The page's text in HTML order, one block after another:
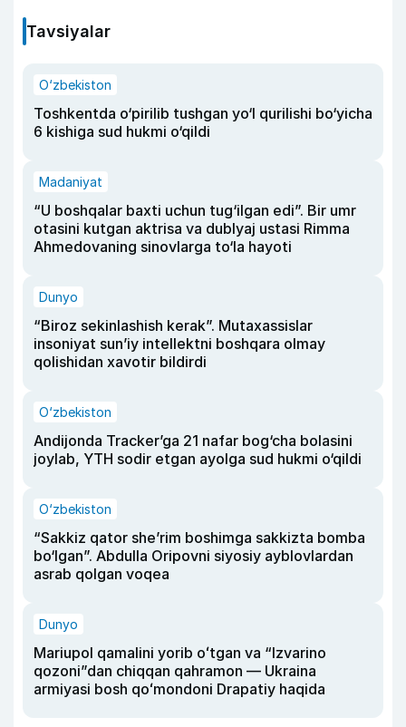
Tavsiyalar
O‘zbekiston
Toshkentda o‘pirilib tushgan yo‘l qurilishi bo‘yicha
6 kishiga sud hukmi o‘qildi
Madaniyat
“U boshqalar baxti uchun tug‘ilgan edi”. Bir umr
otasini kutgan aktrisa va dublyaj ustasi Rimma
Ahmedovaning sinovlarga to‘la hayoti
Dunyo
“Biroz sekinlashish kerak”. Mutaxassislar
insoniyat sun’iy intellektni boshqara olmay
qolishidan xavotir bildirdi
O‘zbekiston
Andijonda Tracker’ga 21 nafar bog‘cha bolasini
joylab, YTH sodir etgan ayolga sud hukmi o‘qildi
O‘zbekiston
“Sakkiz qator she’rim boshimga sakkizta bomba
bo‘lgan”. Abdulla Oripovni siyosiy ayblovlardan
asrab qolgan voqea
Dunyo
Mariupol qamalini yorib oʻtgan va “Izvarino
qozoni”dan chiqqan qahramon — Ukraina
armiyasi bosh qoʻmondoni Drapatiy haqida